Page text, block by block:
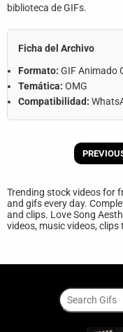
Contáctanos
biblioteca de GIFs.
Ficha del Archivo
Formato: GIF Animado
Temática: OMG
Compatibilidad:
Trending stock videos for
and gifs every day.
and clips. Love Song
videos, music videos,